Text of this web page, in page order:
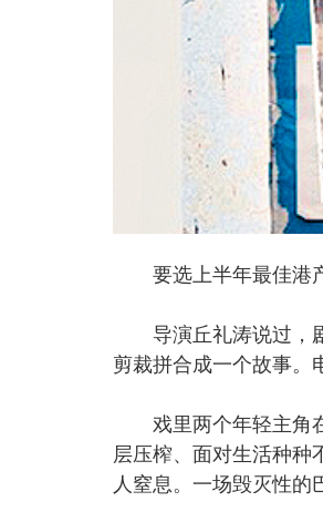
要选上半年最佳港产
导演丘礼涛说过，剧
剪裁拼合成一个故事。
戏里两个年轻主角在
层压榨、面对生活种种
人窒息。一场毁灭性的